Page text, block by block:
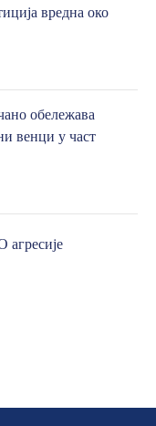
вредна око
обележава
венци у част